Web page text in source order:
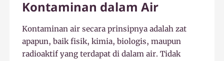
Kontaminan dalam Air
Kontaminan air secara prinsipnya adalah zat
apapun, baik fisik, kimia, biologis, maupun
radioaktif yang terdapat di dalam air. Tidak